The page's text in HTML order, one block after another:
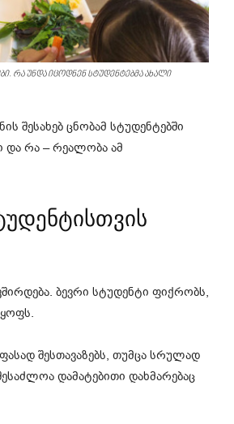
რა უნდა იცოდნენ სტუდენტებმა ახალი
შესახებ ცნობამ სტუდენტებში
და რა – რეალობა ამ
ბევრი სტუდენტი ფიქრობს,
შესთავაზებს, თუმცა სრულად
დამატებითი დახმარებაც